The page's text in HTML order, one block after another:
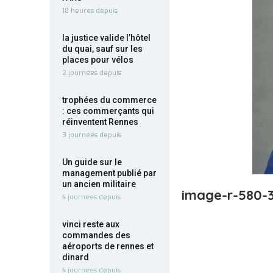
image-r-580-
18 heures depuis
la justice valide l’hôtel
du quai, sauf sur les
places pour vélos
2 journées depuis
trophées du commerce
: ces commerçants qui
réinventent Rennes
3 journées depuis
Un guide sur le
management publié par
un ancien militaire
4 journées depuis
vinci reste aux
commandes des
aéroports de rennes et
dinard
4 journées depuis